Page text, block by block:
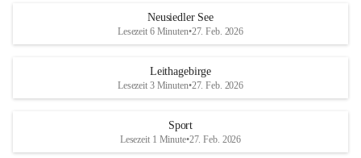
S
und den daraus folgenden wirtschaftlichen
Maßnahmen zur Bekämpfung
Rebe und der Amerikanischen
r
S
Neusiedler See
Lesezeit 6 Minuten•27. Feb. 2026
Leithagebirge
Lesezeit 3 Minuten•27. Feb. 2026
Sport
Lesezeit 1 Minute•27. Feb. 2026